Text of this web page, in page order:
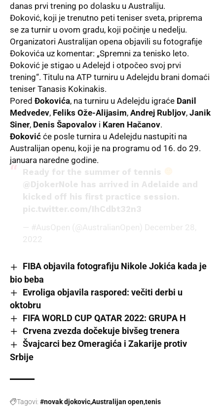
danas prvi trening po dolasku u Australiju.
Đoković, koji je trenutno peti teniser sveta, priprema
se za turnir u ovom gradu, koji počinje u nedelju.
Organizatori Australijan opena objavili su fotografije
Đokovića uz komentar: „Spremni za tenisko leto.
Đoković je stigao u Adelejd i otpočeo svoj prvi
trening“. Titulu na ATP turniru u Adelejdu brani domaći
teniser Tanasis Kokinakis.
Pored Đokovića, na turniru u Adelejdu igraće Danil
Medvedev, Feliks Ože-Alijasim, Andrej Rubljov, Janik
Siner, Denis Šapovalov i Karen Hačanov.
Đoković će posle turnira u Adelejdu nastupiti na
Australijan openu, koji je na programu od 16. do 29.
januara naredne godine.
Ready for the summer of tennis
@DjokerNole has arrived in Adelaide and
kicked off his first practice session.
pic.twitter.com/IhCdbt32n3
— #AusOpen (@AustralianOpen) December 28,
2022
FIBA objavila fotografiju Nikole Jokića kada je
bio beba
Evroliga objavila raspored: večiti derbi u
oktobru
FIFA WORLD CUP QATAR 2022: GRUPA H
Crvena zvezda dočekuje bivšeg trenera
Švajcarci bez Omeragića i Zakarije protiv
Srbije
Tagovi: #novak djokovicAustralijan opentenis